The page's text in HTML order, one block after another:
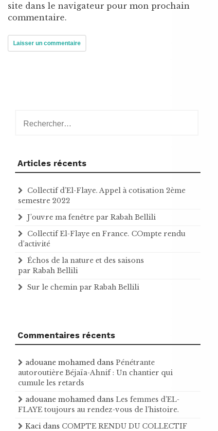
site dans le navigateur pour mon prochain
commentaire.
Articles récents
Collectif d’El-Flaye. Appel à cotisation 2ème
semestre 2022
J’ouvre ma fenêtre par Rabah Bellili
Collectif El-Flaye en France. COmpte rendu
d’activité
Échos de la nature et des saisons
par Rabah Bellili
Sur le chemin par Rabah Bellili
Commentaires récents
adouane mohamed dans Pénétrante
autoroutière Béjaïa-Ahnif : Un chantier qui
cumule les retards
adouane mohamed dans Les femmes d’EL-
FLAYE toujours au rendez-vous de l’histoire .
Kaci dans COMPTE RENDU DU COLLECTIF